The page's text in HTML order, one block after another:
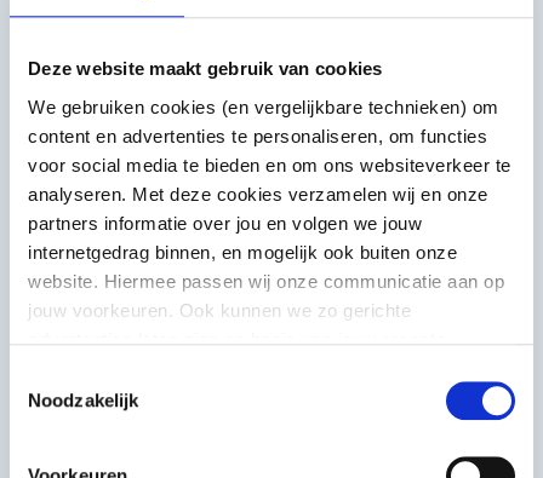
Deze website maakt gebruik van cookies
We gebruiken cookies (en vergelijkbare technieken) om
content en advertenties te personaliseren, om functies
voor social media te bieden en om ons websiteverkeer te
analyseren. Met deze cookies verzamelen wij en onze
partners informatie over jou en volgen we jouw
internetgedrag binnen, en mogelijk ook buiten onze
website. Hiermee passen wij onze communicatie aan op
jouw voorkeuren. Ook kunnen we zo gerichte
statement. Je kunt je toestemming ook altijd
wijzigen of
Noodzakelijk
Voorbeelden
Voorbeeldinitiatief